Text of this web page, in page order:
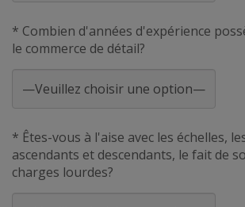
* Combien d'années d'expérience
le commerce de détail?
* Êtes-vous à l'aise avec les échelles,
ascendants et descendants, le fait de
charges lourdes?